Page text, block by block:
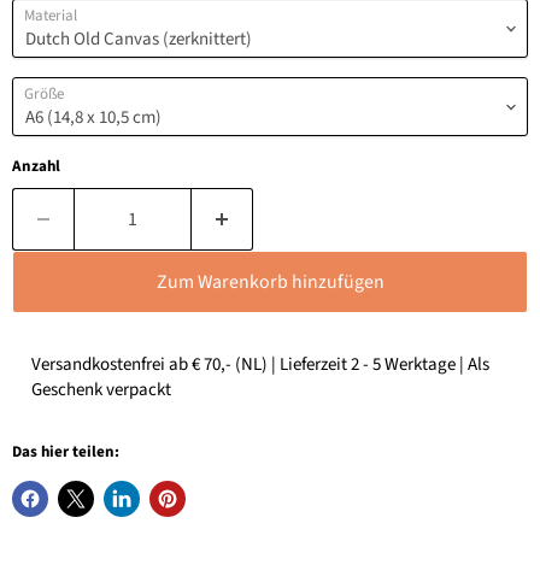
Material
Größe
Anzahl
Zum Warenkorb hinzufügen
Versandkostenfrei ab € 70,- (NL) | Lieferzeit 2 - 5 Werktage | Als
Geschenk verpackt
Das hier teilen: